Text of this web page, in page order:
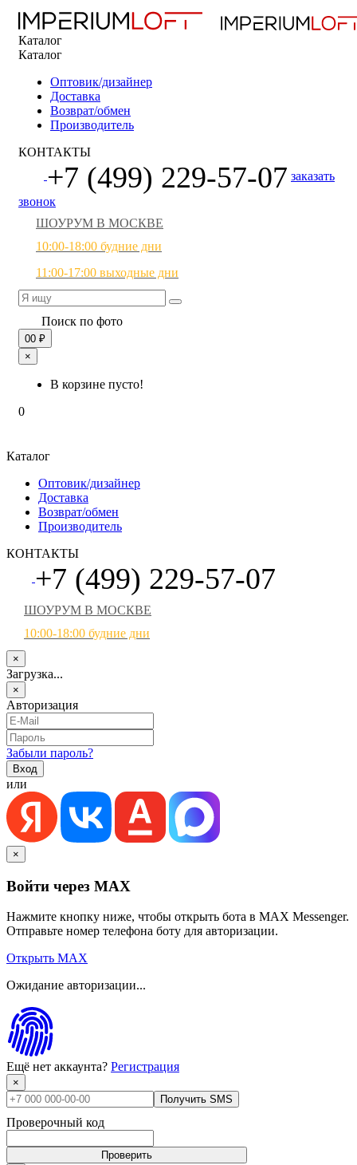
Каталог
Каталог
Оптовик/дизайнер
Доставка
Возврат/обмен
Производитель
КОНТАКТЫ
+7 (499) 229-57-07 заказать
звонок
ШОУРУМ В МОСКВЕ
10:00-18:00 будние дни
11:00-17:00 выходные дни
Поиск по фото
00 ₽
×
В корзине пусто!
0
Каталог
Оптовик/дизайнер
Доставка
Возврат/обмен
Производитель
КОНТАКТЫ
+7 (499) 229-57-07
ШОУРУМ В МОСКВЕ
10:00-18:00 будние дни
×
Загрузка...
×
Авторизация
Забыли пароль?
или
×
Войти через MAX
Нажмите кнопку ниже, чтобы открыть бота в MAX Messenger.
Отправьте номер телефона боту для авторизации.
Открыть MAX
Ожидание авторизации...
Ещё нет аккаунта? Регистрация
×
Получить SMS
Проверочный код
Проверить